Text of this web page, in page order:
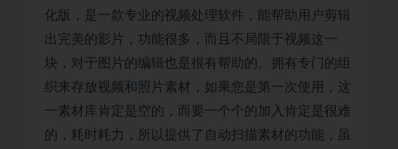
化版，是一款专业的视频处理软件，能帮助用户剪辑
出完美的影片，功能很多，而且不局限于视频这一
块，对于图片的编辑也是很有帮助的。拥有专门的组
织来存放视频和照片素材，如果您是第一次使用，这
一素材库肯定是空的，而要一个个的加入肯定是很难
的，耗时耗力，所以提供了自动扫描素材的功能，虽